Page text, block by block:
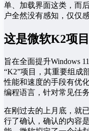
单、加载界面这类，而
户全然没有感知，仅仅
这是微软K2项
旨在全面提升Windows
“K2”项目，其重要组成
性能和速度的手段有优
编程语言，针对常见任
在刚过去的上月底，就
行了确认，确认的内容